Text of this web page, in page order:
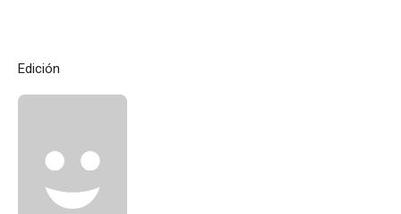
Edición